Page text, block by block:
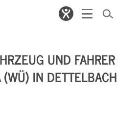
UND FAHRER
IN DETTELBACH